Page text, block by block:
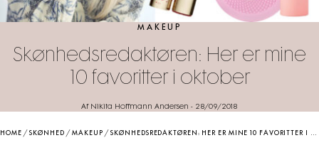
MAKEUP
Skønhedsredaktøren: Her er mine
10 favoritter i oktober
Af Nikita Hoffmann Andersen - 28/09/2018
HOME /SKØNHED /MAKEUP /SKØNHEDSREDAKTØREN: HER ER MINE 10 FAVORITTER I OKTOBER